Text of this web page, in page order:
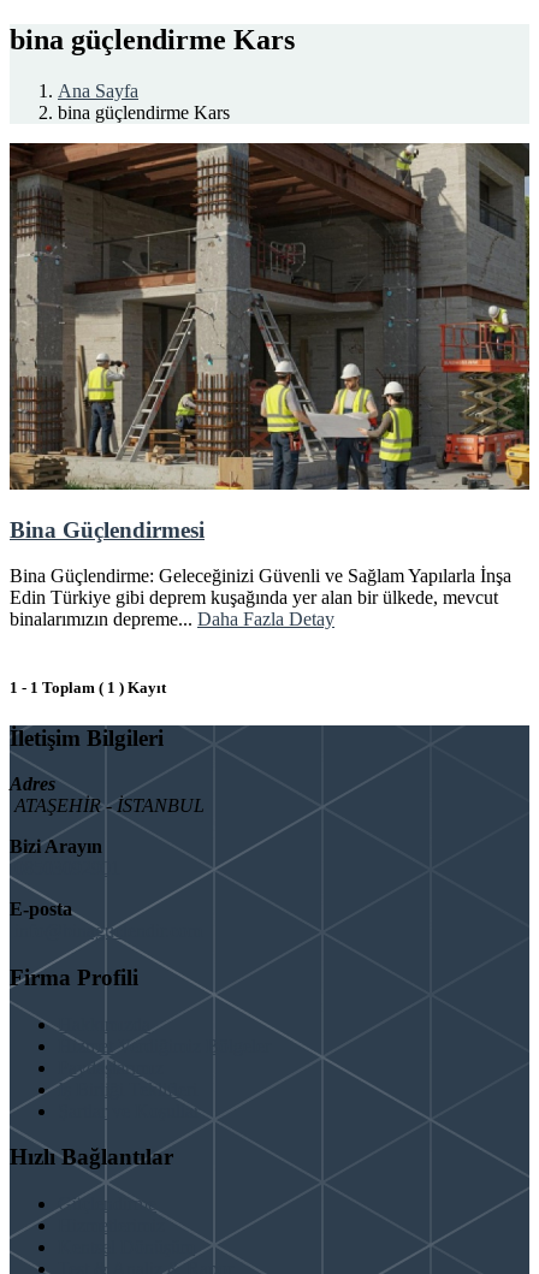
bina güçlendirme Kars
Ana Sayfa
bina güçlendirme Kars
Bina Güçlendirmesi
Bina Güçlendirme: Geleceğinizi Güvenli ve Sağlam Yapılarla İnşa
Edin Türkiye gibi deprem kuşağında yer alan bir ülkede, mevcut
binalarımızın depreme... Daha Fazla Detay
1 - 1 Toplam ( 1 ) Kayıt
İletişim Bilgileri
Adres
ATAŞEHİR - İSTANBUL
Bizi Arayın
E-posta
info@binaguclendir.com
Firma Profili
Hakkımızda
Hizmet Verdiğimiz Bölgeler
Paydaşlarımız
İş Birliği Teklifleri
Şartlar ve Koşullar
Hızlı Bağlantılar
Güçlendirme
Hizmetlerimiz
Test & Analiz & Rapor